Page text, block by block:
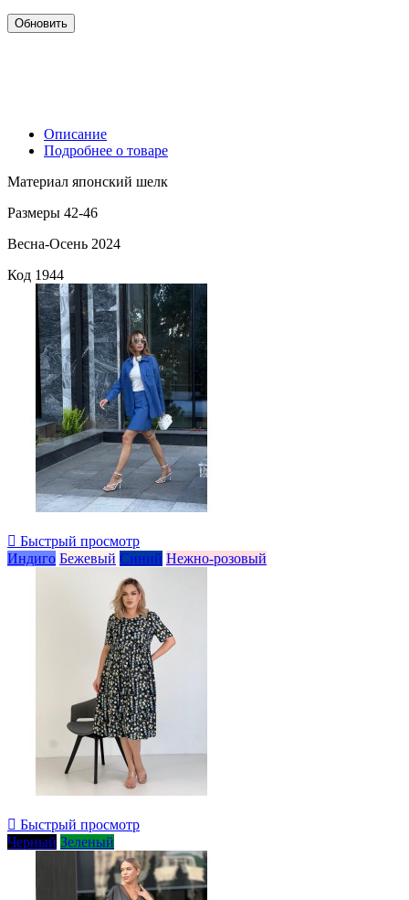
Описание
Подробнее о товаре
Материал японский шелк
Размеры 42-46
Весна-Осень 2024
Код 1944
 Быстрый просмотр
Индиго Бежевый Синий Нежно-розовый
 Быстрый просмотр
Черный Зеленый